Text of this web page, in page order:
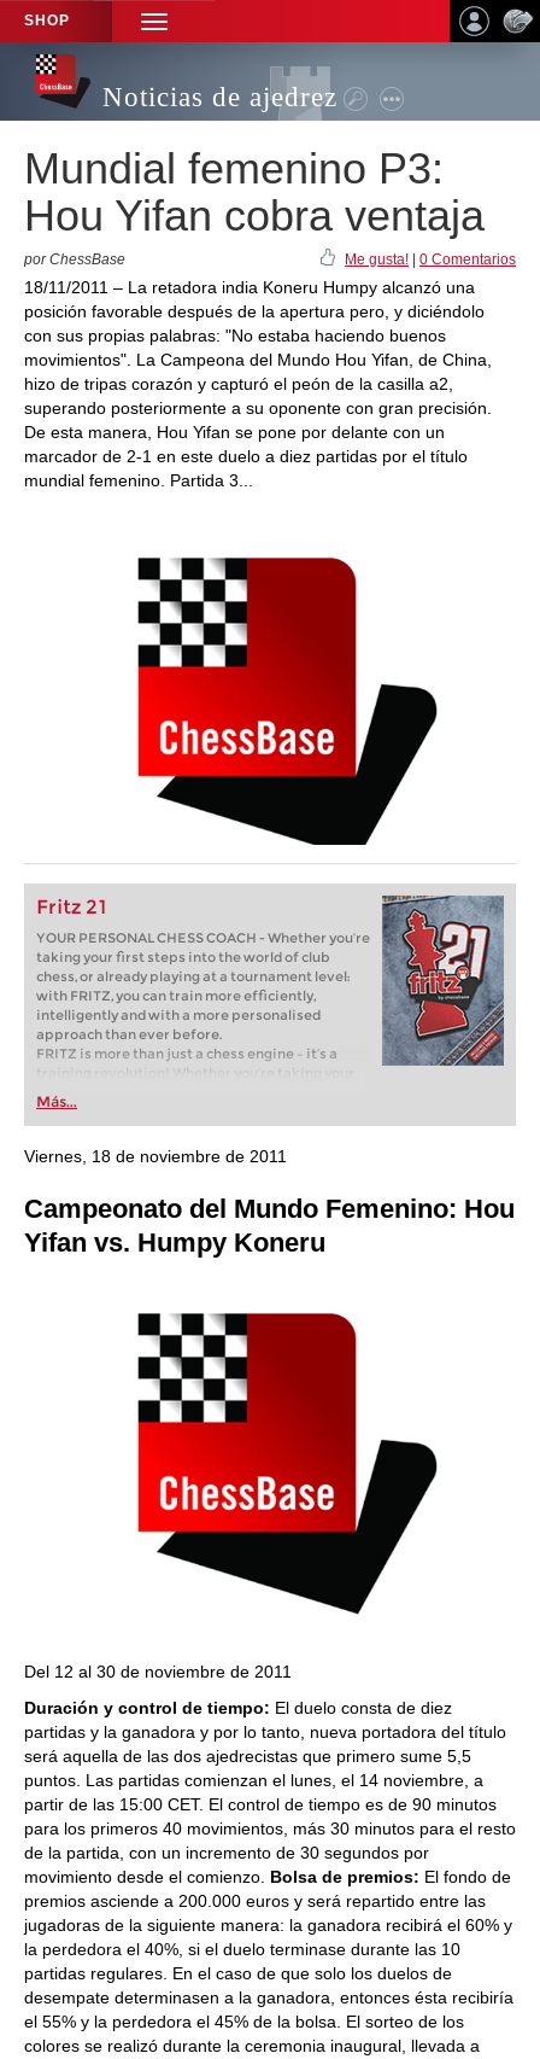
SHOP
TOGGLE
NAVIGATION
Noticias de ajedrez
Mundial femenino P3:
Hou Yifan cobra ventaja
por ChessBase Me gusta! 0 Comentarios
18/11/2011 – La retadora india Koneru Humpy alcanzó una
posición favorable después de la apertura pero, y diciéndolo
con sus propias palabras: "No estaba haciendo buenos
movimientos". La Campeona del Mundo Hou Yifan, de China,
hizo de tripas corazón y capturó el peón de la casilla a2,
superando posteriormente a su oponente con gran precisión.
De esta manera, Hou Yifan se pone por delante con un
marcador de 2-1 en este duelo a diez partidas por el título
mundial femenino. Partida 3...
Fritz 21
YOUR PERSONAL CHESS COACH - Whether you’re
taking your first steps into the world of club
chess, or already playing at a tournament level:
with FRITZ, you can train more efficiently,
intelligently and with a more personalised
approach than ever before.
FRITZ is more than just a chess engine – it’s a
training revolution! Whether you’re taking your
first steps into the world of club chess, or already
playing at a tournament level: with FRITZ, you can
train more efficiently, intelligently and with a
more personalised approach than ever before.
Más...
Viernes, 18 de noviembre de 2011
Campeonato del Mundo Femenino: Hou
Yifan vs. Humpy Koneru
Del 12 al 30 de noviembre de 2011
Duración y control de tiempo: El duelo consta de diez
partidas y la ganadora y por lo tanto, nueva portadora del título
será aquella de las dos ajedrecistas que primero sume 5,5
puntos. Las partidas comienzan el lunes, el 14 noviembre, a
partir de las 15:00 CET. El control de tiempo es de 90 minutos
para los primeros 40 movimientos, más 30 minutos para el resto
de la partida, con un incremento de 30 segundos por
movimiento desde el comienzo. Bolsa de premios: El fondo de
premios asciende a 200.000 euros y será repartido entre las
jugadoras de la siguiente manera: la ganadora recibirá el 60% y
la perdedora el 40%, si el duelo terminase durante las 10
partidas regulares. En el caso de que solo los duelos de
desempate determinasen a la ganadora, entonces ésta recibiría
el 55% y la perdedora el 45% de la bolsa. El sorteo de los
colores se realizó durante la ceremonia inaugural, llevada a